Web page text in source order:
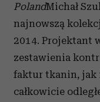
PolandMichał
najnowszą
2014. Projektant
zestawienia
faktur tkanin, jak
całkowicie